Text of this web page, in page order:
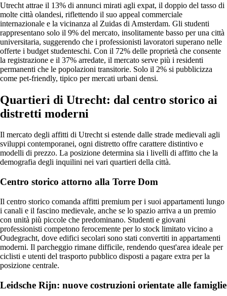
Utrecht attrae il 13% di annunci mirati agli expat, il doppio del tasso di
molte città olandesi, riflettendo il suo appeal commerciale
internazionale e la vicinanza al Zuidas di Amsterdam. Gli studenti
rappresentano solo il 9% del mercato, insolitamente basso per una città
universitaria, suggerendo che i professionisti lavoratori superano nelle
offerte i budget studenteschi. Con il 72% delle proprietà che consente
la registrazione e il 37% arredate, il mercato serve più i residenti
permanenti che le popolazioni transitorie. Solo il 2% si pubblicizza
come pet-friendly, tipico per mercati urbani densi.
Quartieri di Utrecht: dal centro storico ai
distretti moderni
Il mercato degli affitti di Utrecht si estende dalle strade medievali agli
sviluppi contemporanei, ogni distretto offre carattere distintivo e
modelli di prezzo. La posizione determina sia i livelli di affitto che la
demografia degli inquilini nei vari quartieri della città.
Centro storico attorno alla Torre Dom
Il centro storico comanda affitti premium per i suoi appartamenti lungo
i canali e il fascino medievale, anche se lo spazio arriva a un premio
con unità più piccole che predominano. Studenti e giovani
professionisti competono ferocemente per lo stock limitato vicino a
Oudegracht, dove edifici secolari sono stati convertiti in appartamenti
moderni. Il parcheggio rimane difficile, rendendo quest'area ideale per
ciclisti e utenti del trasporto pubblico disposti a pagare extra per la
posizione centrale.
Leidsche Rijn: nuove costruzioni orientate alle famiglie